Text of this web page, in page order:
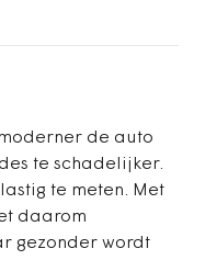
de auto
te schadelijker.
te meten. Met
daarom
gezonder wordt